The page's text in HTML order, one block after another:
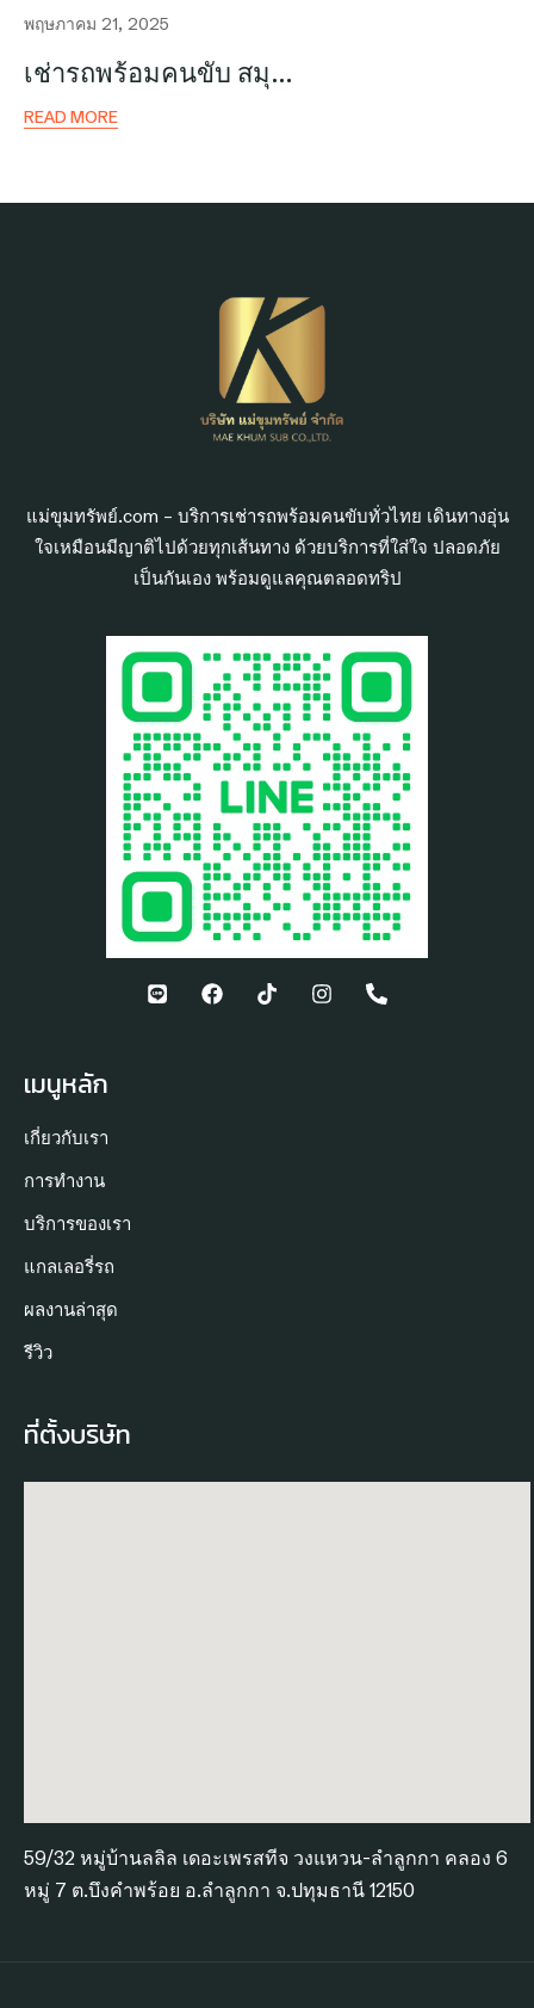
พฤษภาคม 21, 2025
เช่ารถพร้อมคนขับ สมุ…
READ MORE
แม่ขุมทรัพย์.com – บริการเช่ารถพร้อมคนขับทั่วไทย เดินทางอุ่น
ใจเหมือนมีญาติไปด้วยทุกเส้นทาง ด้วยบริการที่ใส่ใจ ปลอดภัย
เป็นกันเอง พร้อมดูแลคุณตลอดทริป
เมนูหลัก
เกี่ยวกับเรา
การทำงาน
บริการของเรา
แกลเลอรี่รถ
ผลงานล่าสุด
รีวิว
ที่ตั้งบริษัท
59/32 หมู่บ้านลลิล เดอะเพรสทีจ วงแหวน-ลำลูกกา คลอง 6
หมู่ 7 ต.บึงคำพร้อย อ.ลำลูกกา จ.ปทุมธานี 12150